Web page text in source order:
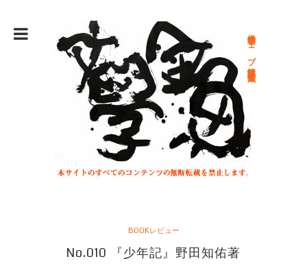
総合文学ウェブ情報誌 文学金魚
BOOKレビュー
No.010 『少年記』野田知佑著